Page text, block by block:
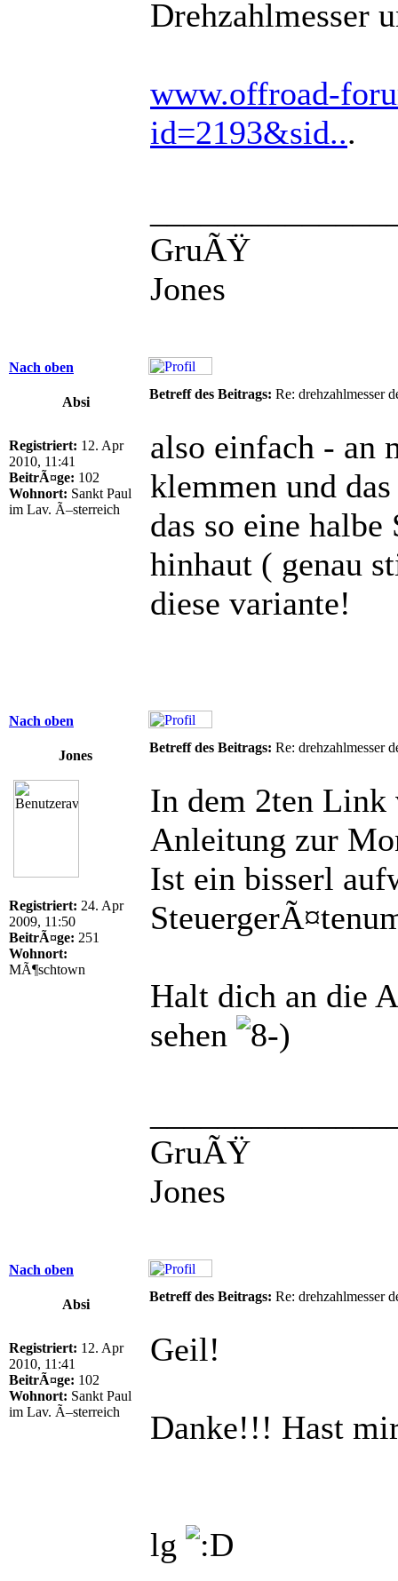
Drehzahlmesser
www.offroad-
id=2193&sid...
GruÃŸ
Jones
Nach oben
Absi
Betreff des Beitrags: Re: drehzahlmesser
Registriert: 12. Apr
2010, 11:41
BeitrÃ¤ge: 102
Wohnort: Sankt Paul
im Lav. Ã–sterreich
also einfach - an
klemmen und
das so eine
hinhaut ( genau
diese variante!
Nach oben
Jones
Betreff des Beitrags: Re: drehzahlmesser
Registriert: 24. Apr
2009, 11:50
BeitrÃ¤ge: 251
Wohnort:
MÃ¶schtown
In dem 2ten Link
Anleitung zur
Ist ein bisserl
Halt dich an die
sehen
GruÃŸ
Jones
Nach oben
Absi
Betreff des Beitrags: Re: drehzahlmesser
Registriert: 12. Apr
2010, 11:41
BeitrÃ¤ge: 102
Wohnort: Sankt Paul
im Lav. Ã–sterreich
Geil!
Danke!!! Hast
lg